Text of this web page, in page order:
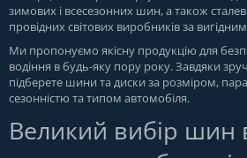
зимових і всесезонних шин, а також
провідних світових виробників за
Ми пропонуємо якісну продукцію для
водіння в будь-яку пору року. Завдяки
підберете шини та диски за розміром,
сезонністю та типом автомобіля.
Великий вибір шин